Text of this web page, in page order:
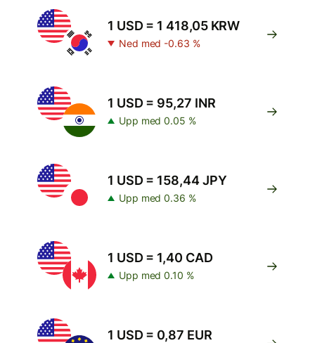
1 USD = 1 418,05 KRW
Ned med -0.63 %
1 USD = 95,27 INR
Upp med 0.05 %
1 USD = 158,44 JPY
Upp med 0.36 %
1 USD = 1,40 CAD
Upp med 0.10 %
1 USD = 0,87 EUR